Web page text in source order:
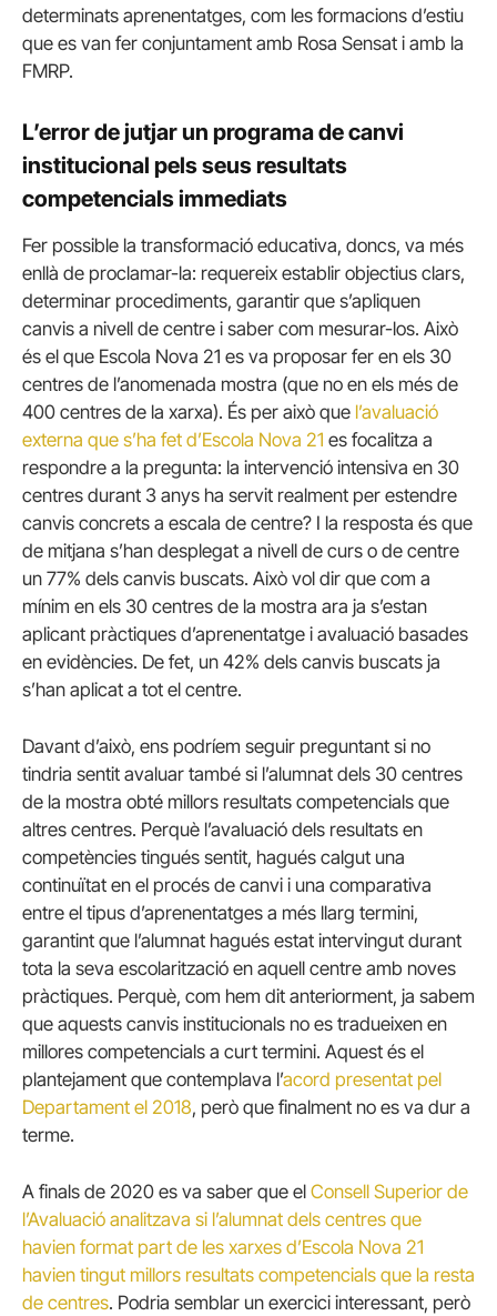
determinats aprenentatges, com les formacions d’estiu
que es van fer conjuntament amb Rosa Sensat i amb la
FMRP.
L’error de jutjar un programa de canvi
institucional pels seus resultats
competencials immediats
Fer possible la transformació educativa, doncs, va més
enllà de proclamar-la: requereix establir objectius clars,
determinar procediments, garantir que s’apliquen
canvis a nivell de centre i saber com mesurar-los. Això
és el que Escola Nova 21 es va proposar fer en els 30
centres de l’anomenada mostra (que no en els més de
400 centres de la xarxa). És per això que l’avaluació
externa que s’ha fet d’Escola Nova 21 es focalitza a
respondre a la pregunta: la intervenció intensiva en 30
centres durant 3 anys ha servit realment per estendre
canvis concrets a escala de centre? I la resposta és que
de mitjana s’han desplegat a nivell de curs o de centre
un 77% dels canvis buscats. Això vol dir que com a
mínim en els 30 centres de la mostra ara ja s’estan
aplicant pràctiques d’aprenentatge i avaluació basades
en evidències. De fet, un 42% dels canvis buscats ja
s’han aplicat a tot el centre.
Davant d’això, ens podríem seguir preguntant si no
tindria sentit avaluar també si l’alumnat dels 30 centres
de la mostra obté millors resultats competencials que
altres centres. Perquè l’avaluació dels resultats en
competències tingués sentit, hagués calgut una
continuïtat en el procés de canvi i una comparativa
entre el tipus d’aprenentatges a més llarg termini,
garantint que l’alumnat hagués estat intervingut durant
tota la seva escolarització en aquell centre amb noves
pràctiques. Perquè, com hem dit anteriorment, ja sabem
que aquests canvis institucionals no es tradueixen en
millores competencials a curt termini. Aquest és el
plantejament que contemplava l’acord presentat pel
Departament el 2018, però que finalment no es va dur a
terme.
A finals de 2020 es va saber que el Consell Superior de
l’Avaluació analitzava si l’alumnat dels centres que
havien format part de les xarxes d’Escola Nova 21
havien tingut millors resultats competencials que la resta
de centres. Podria semblar un exercici interessant, però